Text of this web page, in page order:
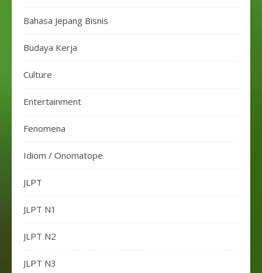
Bahasa Jepang Bisnis
Budaya Kerja
Culture
Entertainment
Fenomena
Idiom / Onomatope
JLPT
JLPT N1
JLPT N2
JLPT N3